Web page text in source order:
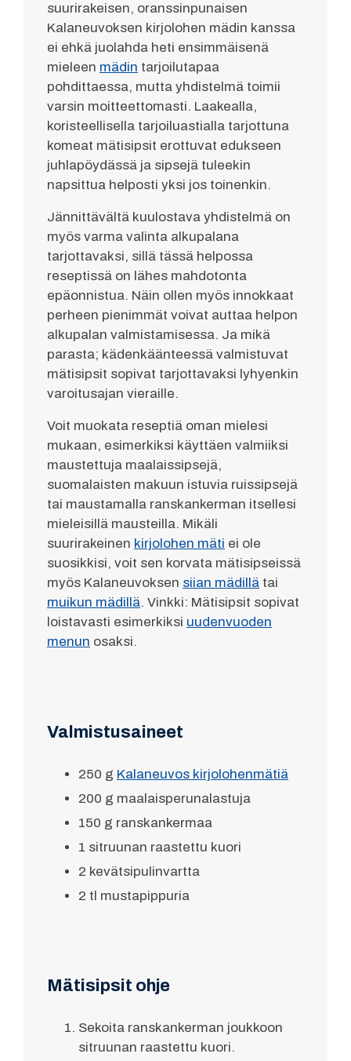
suurirakeisen, oranssinpunaisen
Kalaneuvoksen kirjolohen mädin kanssa
ei ehkä juolahda heti ensimmäisenä
mieleen mädin tarjoilutapaa
pohdittaessa, mutta yhdistelmä toimii
varsin moitteettomasti. Laakealla,
koristeellisella tarjoiluastialla tarjottuna
komeat mätisipsit erottuvat edukseen
juhlapöydässä ja sipsejä tuleekin
napsittua helposti yksi jos toinenkin.
Jännittävältä kuulostava yhdistelmä on
myös varma valinta alkupalana
tarjottavaksi, sillä tässä helpossa
reseptissä on lähes mahdotonta
epäonnistua. Näin ollen myös innokkaat
perheen pienimmät voivat auttaa helpon
alkupalan valmistamisessa. Ja mikä
parasta; kädenkäänteessä valmistuvat
mätisipsit sopivat tarjottavaksi lyhyenkin
varoitusajan vieraille.
Voit muokata reseptiä oman mielesi
mukaan, esimerkiksi käyttäen valmiiksi
maustettuja maalaissipsejä,
suomalaisten makuun istuvia ruissipsejä
tai maustamalla ranskankerman itsellesi
mieleisillä mausteilla. Mikäli
suurirakeinen kirjolohen mäti ei ole
suosikkisi, voit sen korvata mätisipseissä
myös Kalaneuvoksen siian mädillä tai
muikun mädillä. Vinkki: Mätisipsit sopivat
loistavasti esimerkiksi uudenvuoden
menun osaksi.
Valmistusaineet
250 g Kalaneuvos kirjolohenmätiä
200 g maalaisperunalastuja
150 g ranskankermaa
1 sitruunan raastettu kuori
2 kevätsipulinvartta
2 tl mustapippuria
Mätisipsit ohje
Sekoita ranskankerman joukkoon
sitruunan raastettu kuori.